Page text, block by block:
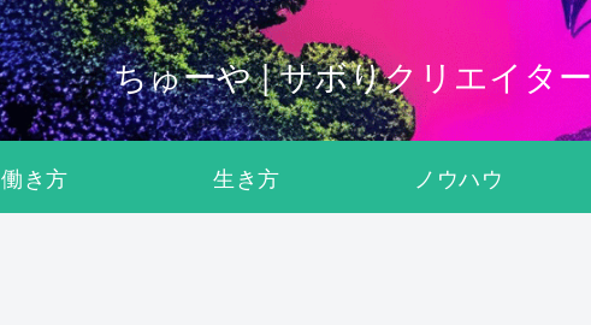
ちゅーや | サボりクリエイター
働き方 生き方 ノウハウ